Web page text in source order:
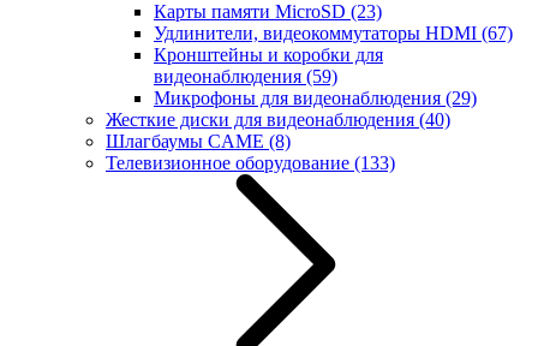
Карты памяти MicroSD (23)
Удлинители, видеокоммутаторы HDMI (67)
Кронштейны и коробки для
видеонаблюдения (59)
Микрофоны для видеонаблюдения (29)
Жесткие диски для видеонаблюдения (40)
Шлагбаумы CAME (8)
Телевизионное оборудование (133)